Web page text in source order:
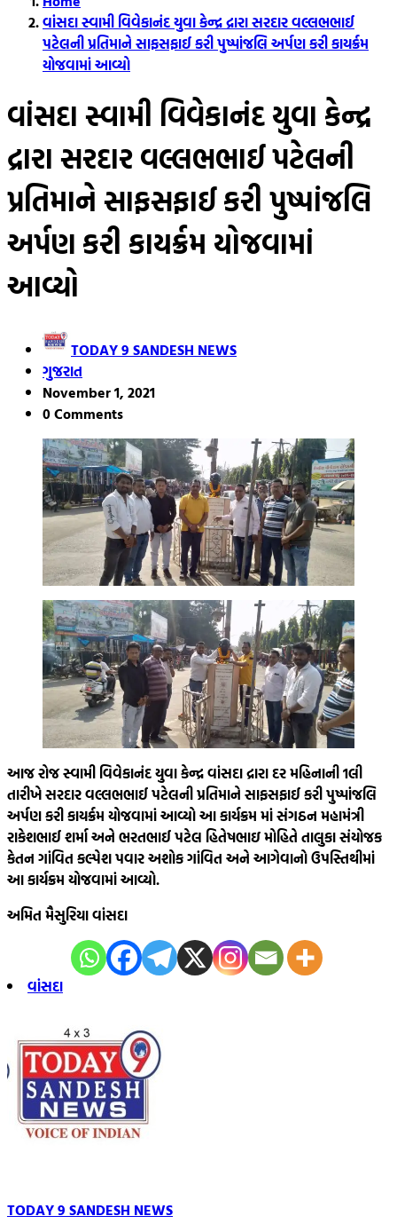
વાંસદા સ્વામી વિવેકાનંદ યુવા કેન્દ્ર દ્રારા સરદાર વલ્લભભાઈ
પટેલની પ્રતિમાને સાફસફાઈ કરી પુષ્પાંજલિ અર્પણ કરી કાયર્ક્રમ
યોજવામાં આવ્યો
વાંસદા સ્વામી વિવેકાનંદ યુવા કેન્દ્ર
દ્રારા સરદાર વલ્લભભાઈ પટેલની
પ્રતિમાને સાફસફાઈ કરી પુષ્પાંજલિ
અર્પણ કરી કાયર્ક્રમ યોજવામાં
આવ્યો
TODAY 9 SANDESH NEWS
ગુજરાત
November 1, 2021
0 Comments
આજ રોજ સ્વામી વિવેકાનંદ યુવા કેન્દ્ર વાંસદા દ્રારા દર મહિનાની 1લી
તારીખે સરદાર વલ્લભભાઈ પટેલની પ્રતિમાને સાફસફાઈ કરી પુષ્પાંજલિ
અર્પણ કરી કાયર્ક્રમ યોજવામાં આવ્યો આ કાર્યક્રમ માં સંગઠન મહામંત્રી
રાકેશભાઈ શર્મા અને ભરતભાઈ પટેલ હિતેષભાઇ મોહિતે તાલુકા સંયોજક
કેતન ગાંવિત કલ્પેશ પવાર અશોક ગાંવિત અને આગેવાનો ઉપસ્તિથીમાં
આ કાર્યક્રમ યોજવામાં આવ્યો.
અમિત મૈસુરિયા વાંસદા
વાંસદા
TODAY 9 SANDESH NEWS